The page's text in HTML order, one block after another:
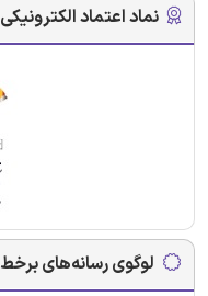
نماد اعتماد الکترونیکی
لوگوی رسانه‌های برخط